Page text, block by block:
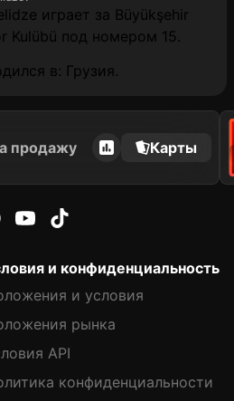
играет за Büyükşehir
Kulübü под номером 15.
в: Грузия.
продажу Карты
и конфиденциальность
и условия
рынка
API
конфиденциальности